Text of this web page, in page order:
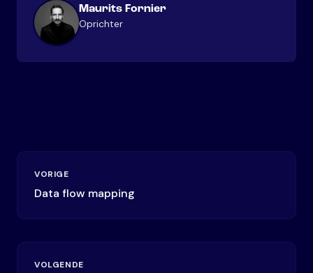
Maurits Fornier
Oprichter
VORIGE
Data flow mapping
VOLGENDE